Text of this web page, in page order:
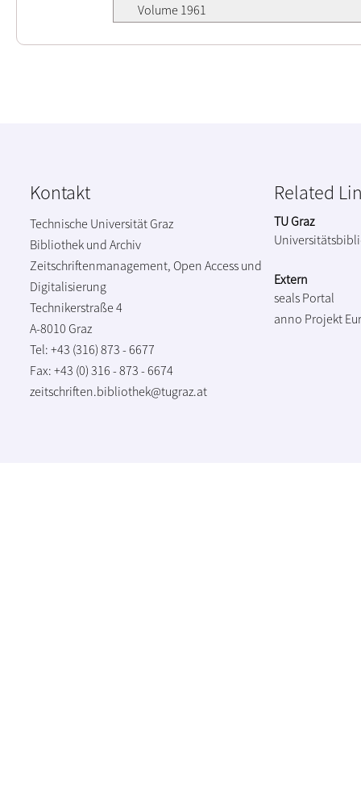
Volume 1961
Kontakt
Technische Universität Graz
Bibliothek und Archiv
Zeitschriftenmanagement, Open Access und
Digitalisierung
Technikerstraße 4
A-8010 Graz
Tel: +43 (316) 873 - 6677
Fax: +43 (0) 316 - 873 - 6674
zeitschriften.bibliothek@tugraz.at
Related
TU Graz
Extern
seals Portal
anno Projekt